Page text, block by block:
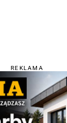
REKLAMA